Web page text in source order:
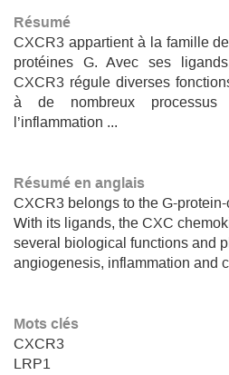
Résumé
CXCR3 appartient à la famille
protéines G. Avec ses
CXCR3 régule diverses
à de nombreux processus
l’inflammation ...
Résumé en anglais
CXCR3 belongs to the G-
With its ligands, the CXC
several biological functions and
angiogenesis, inflammation and
Mots clés
CXCR3
LRP1